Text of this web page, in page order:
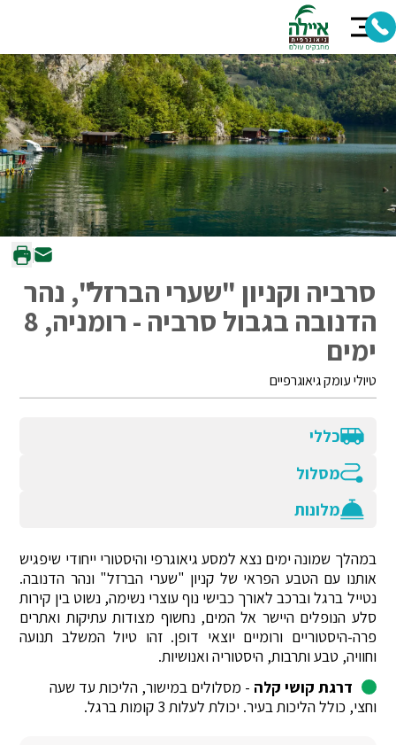
סרביה וקניון "שערי הברזל", נהר
הדנובה בגבול סרביה - רומניה, 8
ימים
טיולי עומק גיאוגרפיים
כללי
מסלול
מלונות
במהלך שמונה ימים נצא למסע גיאוגרפי והיסטורי ייחודי שיפגיש
אותנו עם הטבע הפראי של קניון "שערי הברזל" ונהר הדנובה.
נטייל ברגל וברכב לאורך כבישי נוף עוצרי נשימה, נשוט בין קירות
סלע הנופלים היישר אל המים, נחשוף מצודות עתיקות ואתרים
פרה-היסטוריים ורומיים יוצאי דופן. זהו טיול המשלב תנועה
וחוויה, טבע ותרבות, היסטוריה ואנושיות.
דרגת קושי קלה - מסלולים במישור, הליכות עד שעה
וחצי, כולל הליכות בעיר. יכולת לעלות 3 קומות ברגל.